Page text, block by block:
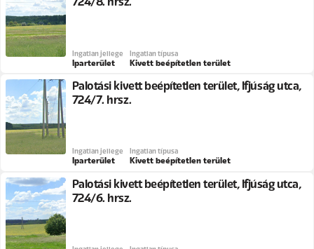
Ingatlan jellege
Iparterület
Ingatlan típusa
Kivett beépítetlen terület
Palotási kivett beépítetlen terület, Ifjúság utca,
724/7. hrsz.
Ingatlan jellege
Iparterület
Ingatlan típusa
Kivett beépítetlen terület
Palotási kivett beépítetlen terület, Ifjúság utca,
724/6. hrsz.